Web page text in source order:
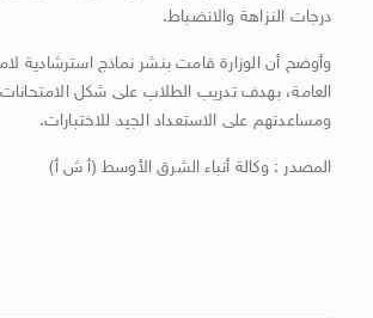
درجات النزاهة والانضباط.
وأوضح أن الوزارة قامت بنشر نماذج استرشادية
العامة، بهدف تدريب الطلاب على شكل
ومساعدتهم على الاستعداد الجيد للاختبارات.
المصدر : وكالة أنباء الشرق الأوسط (أ ش أ)